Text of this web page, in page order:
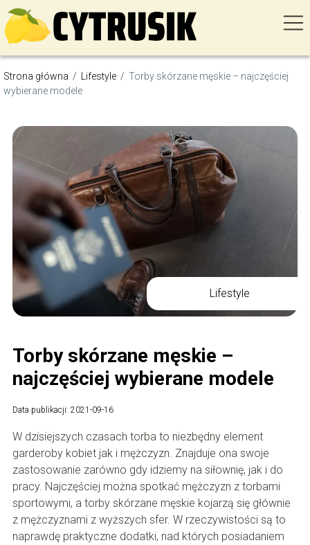
Strona główna / Lifestyle / Torby skórzane męskie – najczęściej
wybierane modele
Lifestyle
Torby skórzane męskie –
najczęściej wybierane modele
Data publikacji: 2021-09-16
W dzisiejszych czasach torba to niezbędny element
garderoby kobiet jak i mężczyzn. Znajduje ona swoje
zastosowanie zarówno gdy idziemy na siłownię, jak i do
pracy. Najczęściej można spotkać mężczyzn z torbami
sportowymi, a torby skórzane męskie kojarzą się głównie
z mężczyznami z wyższych sfer. W rzeczywistości są to
naprawdę praktyczne dodatki, nad których posiadaniem